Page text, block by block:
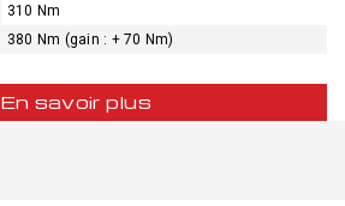
310 Nm
380 Nm (gain : + 70 Nm)
En savoir plus